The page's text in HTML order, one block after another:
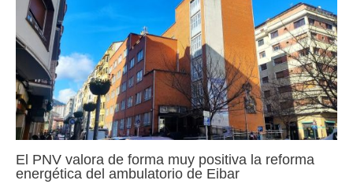
El PNV valora de forma muy positiva la reforma
energética del ambulatorio de Eibar